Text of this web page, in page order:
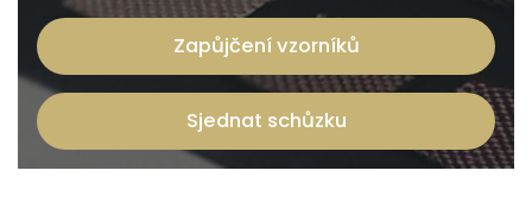
Zapůjčení vzorníků
Sjednat schůzku